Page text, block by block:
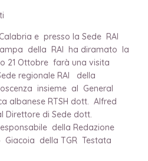
e presso la Sede RAI
della RAI ha diramato la
21 Ottobre farà una visita
regionale RAI della
insieme al General
albanese RTSH dott. Alfred
Direttore di Sede dott.
della Redazione
della TGR Testata